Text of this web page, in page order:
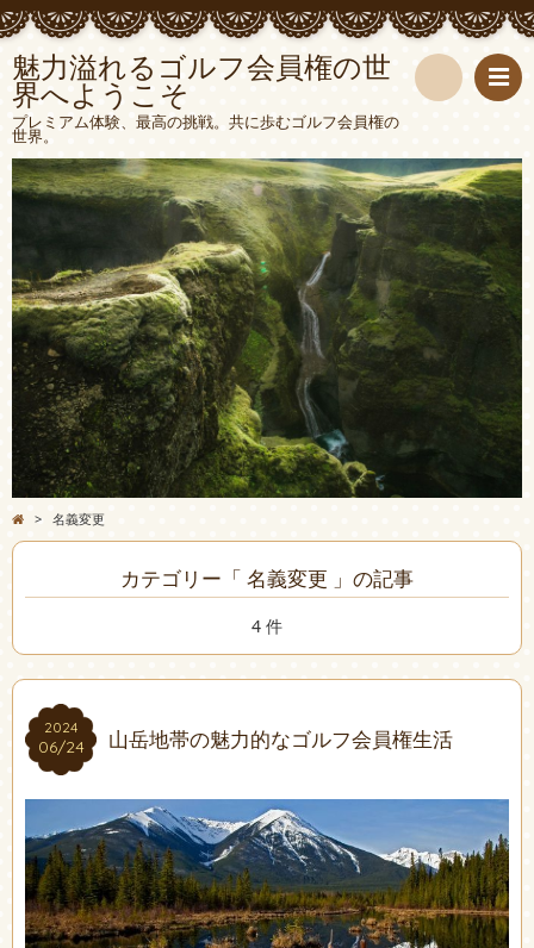
魅力溢れるゴルフ会員権の世
界へようこそ
プレミアム体験、最高の挑戦。共に歩むゴルフ会員権の
世界。
索
> 名義変更
カテゴリー「 名義変更 」の記事
4 件
2024
06/24
2024
06/24 山岳地帯の魅力的なゴルフ会員権生活